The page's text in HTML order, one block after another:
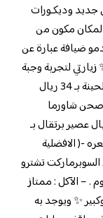
جديد وديكـورات
مكون من
ضيافة عبارة عن
لتجربة وجبة
العشاء الطلبـات : فتوش بـ 36 ريال حمص بالطحينة بـ 34 ريال
فته باذنجان بـ 46 ريال صحن شاورما
74 ريال طاووق الدجاج الأحمر بـ 80 ريال عصير برتقال بـ
سعره -( الافضلية
تشترو
. – الآكل : ممتاز
✨ ويوجد به